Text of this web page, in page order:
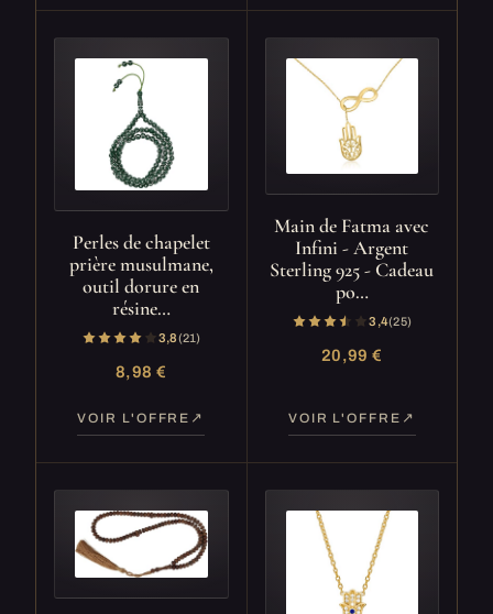
Perles de chapelet
prière musulmane,
outil dorure en
résine…
3,8(21)
8,98 €
VOIR L'OFFRE
Main de Fatma avec
Infini - Argent
Sterling 925 - Cadeau
po…
3,4(25)
20,99 €
VOIR L'OFFRE